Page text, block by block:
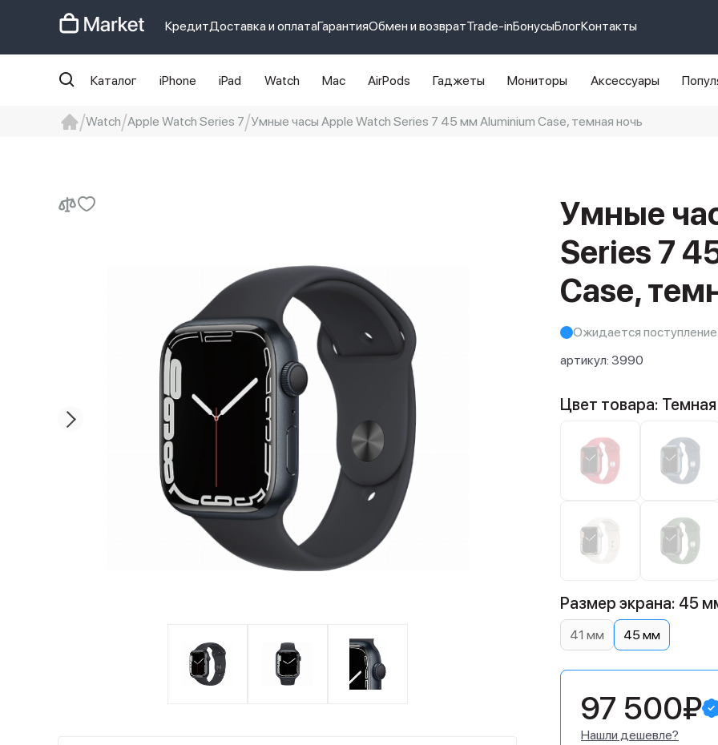
КредитДоставка и оплатаГарантияОбмен и возвратTrade-inБонусыБлогКонтакты
Каталог iPhone iPad Watch Mac AirPods Гаджеты Мониторы Аксессуары
Watch Apple Watch Series 7 Умные часы Apple Watch Series 7 45 мм Aluminium Case, темная ночь
Умные
Series 7
Case,
Ожидается поступление
артикул: 3990
Цвет товара: Темная
Размер экрана: 45
41 мм 45 мм
97 500₽
Нашли дешевле?